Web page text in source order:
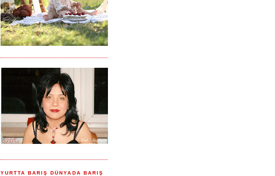
YURTTA BARIŞ DÜNYADA BARIŞ